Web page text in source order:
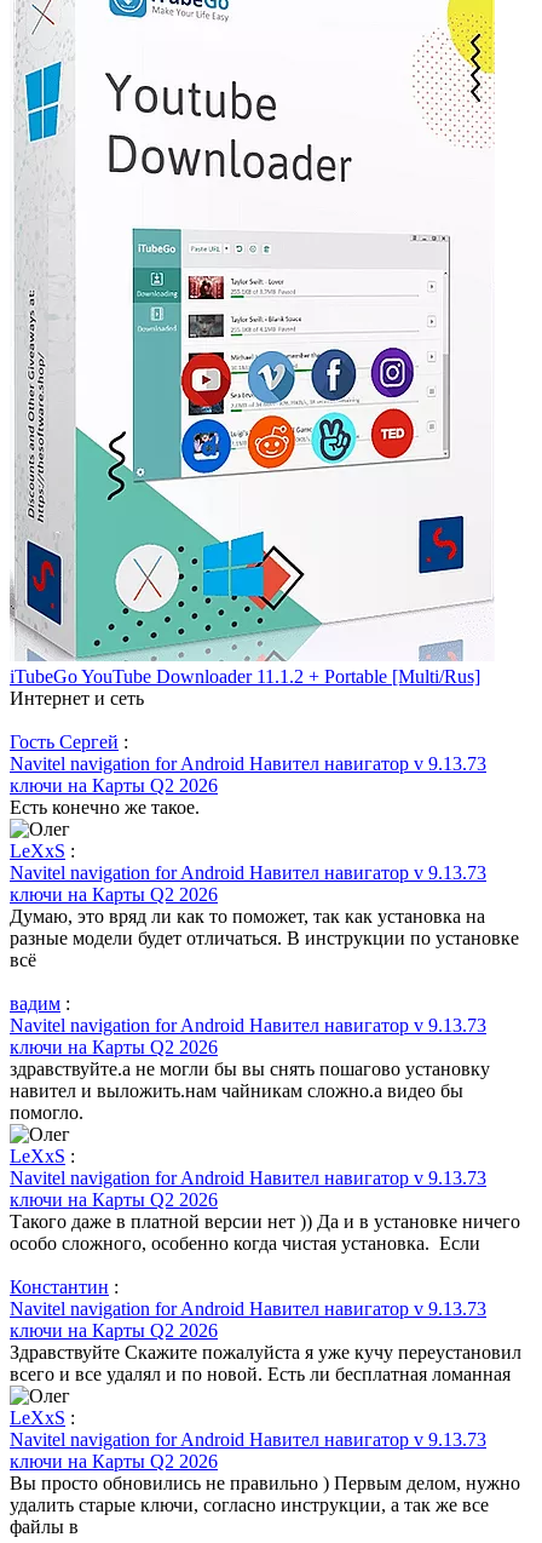
iTubeGo YouTube Downloader 11.1.2 + Portable [Multi/Rus]
Интернет и сеть
Гость Сергей :
Navitel navigation for Android Навител навигатор v 9.13.73
ключи на Карты Q2 2026
Есть конечно же такое.
LeXxS :
Navitel navigation for Android Навител навигатор v 9.13.73
ключи на Карты Q2 2026
Думаю, это вряд ли как то поможет, так как установка на
разные модели будет отличаться. В инструкции по установке
всё
вадим :
Navitel navigation for Android Навител навигатор v 9.13.73
ключи на Карты Q2 2026
здравствуйте.а не могли бы вы снять пошагово установку
навител и выложить.нам чайникам сложно.а видео бы
помогло.
LeXxS :
Navitel navigation for Android Навител навигатор v 9.13.73
ключи на Карты Q2 2026
Такого даже в платной версии нет )) Да и в установке ничего
особо сложного, особенно когда чистая установка. Если
Константин :
Navitel navigation for Android Навител навигатор v 9.13.73
ключи на Карты Q2 2026
Здравствуйте Скажите пожалуйста я уже кучу переустановил
всего и все удалял и по новой. Есть ли бесплатная ломанная
LeXxS :
Navitel navigation for Android Навител навигатор v 9.13.73
ключи на Карты Q2 2026
Вы просто обновились не правильно ) Первым делом, нужно
удалить старые ключи, согласно инструкции, а так же все
файлы в